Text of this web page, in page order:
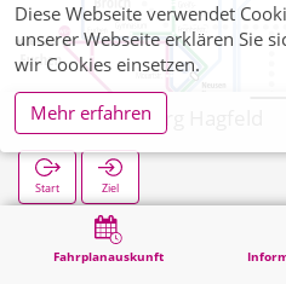
Fahrplanauskunft
Schaufenberg Hagfeld
Start Ziel
Schaufenberg Hagfeld
Diese Webseite verwendet
unserer Webseite erklären Sie
wir Cookies einsetzen.
Mehr erfahren